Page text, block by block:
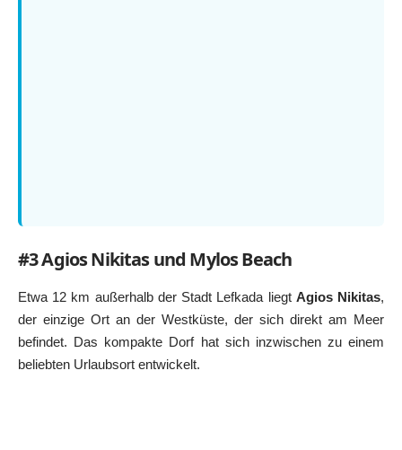
#3 Agios Nikitas und Mylos Beach
Etwa 12 km außerhalb der Stadt Lefkada liegt Agios Nikitas,
der einzige Ort an der Westküste, der sich direkt am Meer
befindet. Das kompakte Dorf hat sich inzwischen zu einem
beliebten Urlaubsort entwickelt.